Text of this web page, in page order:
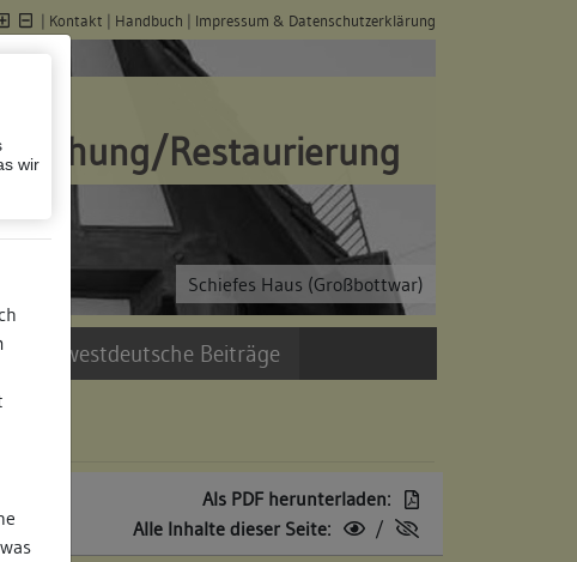
wir
| Kontakt | Handbuch | Impressum & Datenschutzerklärung
Schiefes Haus (Großbottwar)
Restaurierung
Südwestdeutsche Beiträge
Als PDF herunterladen:
Alle Inhalte dieser Seite:
/